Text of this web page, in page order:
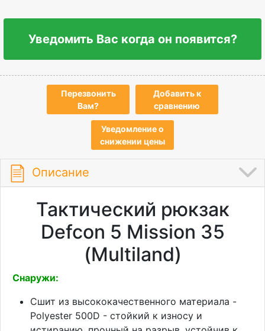
Уведомить Вас когда он появится?
Перезвонить
Вам?
Добавить к
сравнению
Уведомление о
снижении цены
Описание
Тактический рюкзак
Defcon 5 Mission 35
(Multiland)
Снаружи:
Сшит из высококачественного материала -
Polyester 500D - стойкий к износу и